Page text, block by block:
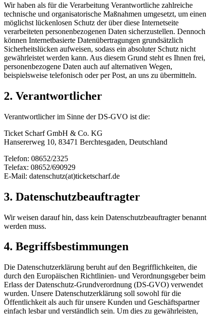
Wir haben als für die Verarbeitung Verantwortliche zahlreiche
technische und organisatorische Maßnahmen umgesetzt, um einen
möglichst lückenlosen Schutz der über diese Internetseite
verarbeiteten personenbezogenen Daten sicherzustellen. Dennoch
können Internetbasierte Datenübertragungen grundsätzlich
Sicherheitslücken aufweisen, sodass ein absoluter Schutz nicht
gewährleistet werden kann. Aus diesem Grund steht es Ihnen frei,
personenbezogene Daten auch auf alternativen Wegen,
beispielsweise telefonisch oder per Post, an uns zu übermitteln.
2. Verantwortlicher
Verantwortlicher im Sinne der DS-GVO ist die:
Ticket Scharf GmbH & Co. KG
Hansererweg 10, 83471 Berchtesgaden, Deutschland
Telefon: 08652/2325
Telefax: 08652/690929
E-Mail: datenschutz(at)ticketscharf.de
3. Datenschutzbeauftragter
Wir weisen darauf hin, dass kein Datenschutzbeauftragter benannt
werden muss.
4. Begriffsbestimmungen
Die Datenschutzerklärung beruht auf den Begrifflichkeiten, die
durch den Europäischen Richtlinien- und Verordnungsgeber beim
Erlass der Datenschutz-Grundverordnung (DS-GVO) verwendet
wurden. Unsere Datenschutzerklärung soll sowohl für die
Öffentlichkeit als auch für unsere Kunden und Geschäftspartner
einfach lesbar und verständlich sein. Um dies zu gewährleisten,